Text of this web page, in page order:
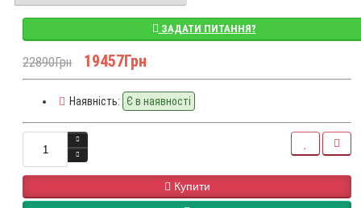
ЗАДАТИ ПИТАННЯ?
22890Грн 19457Грн
Наявність: Є в наявності
Купити